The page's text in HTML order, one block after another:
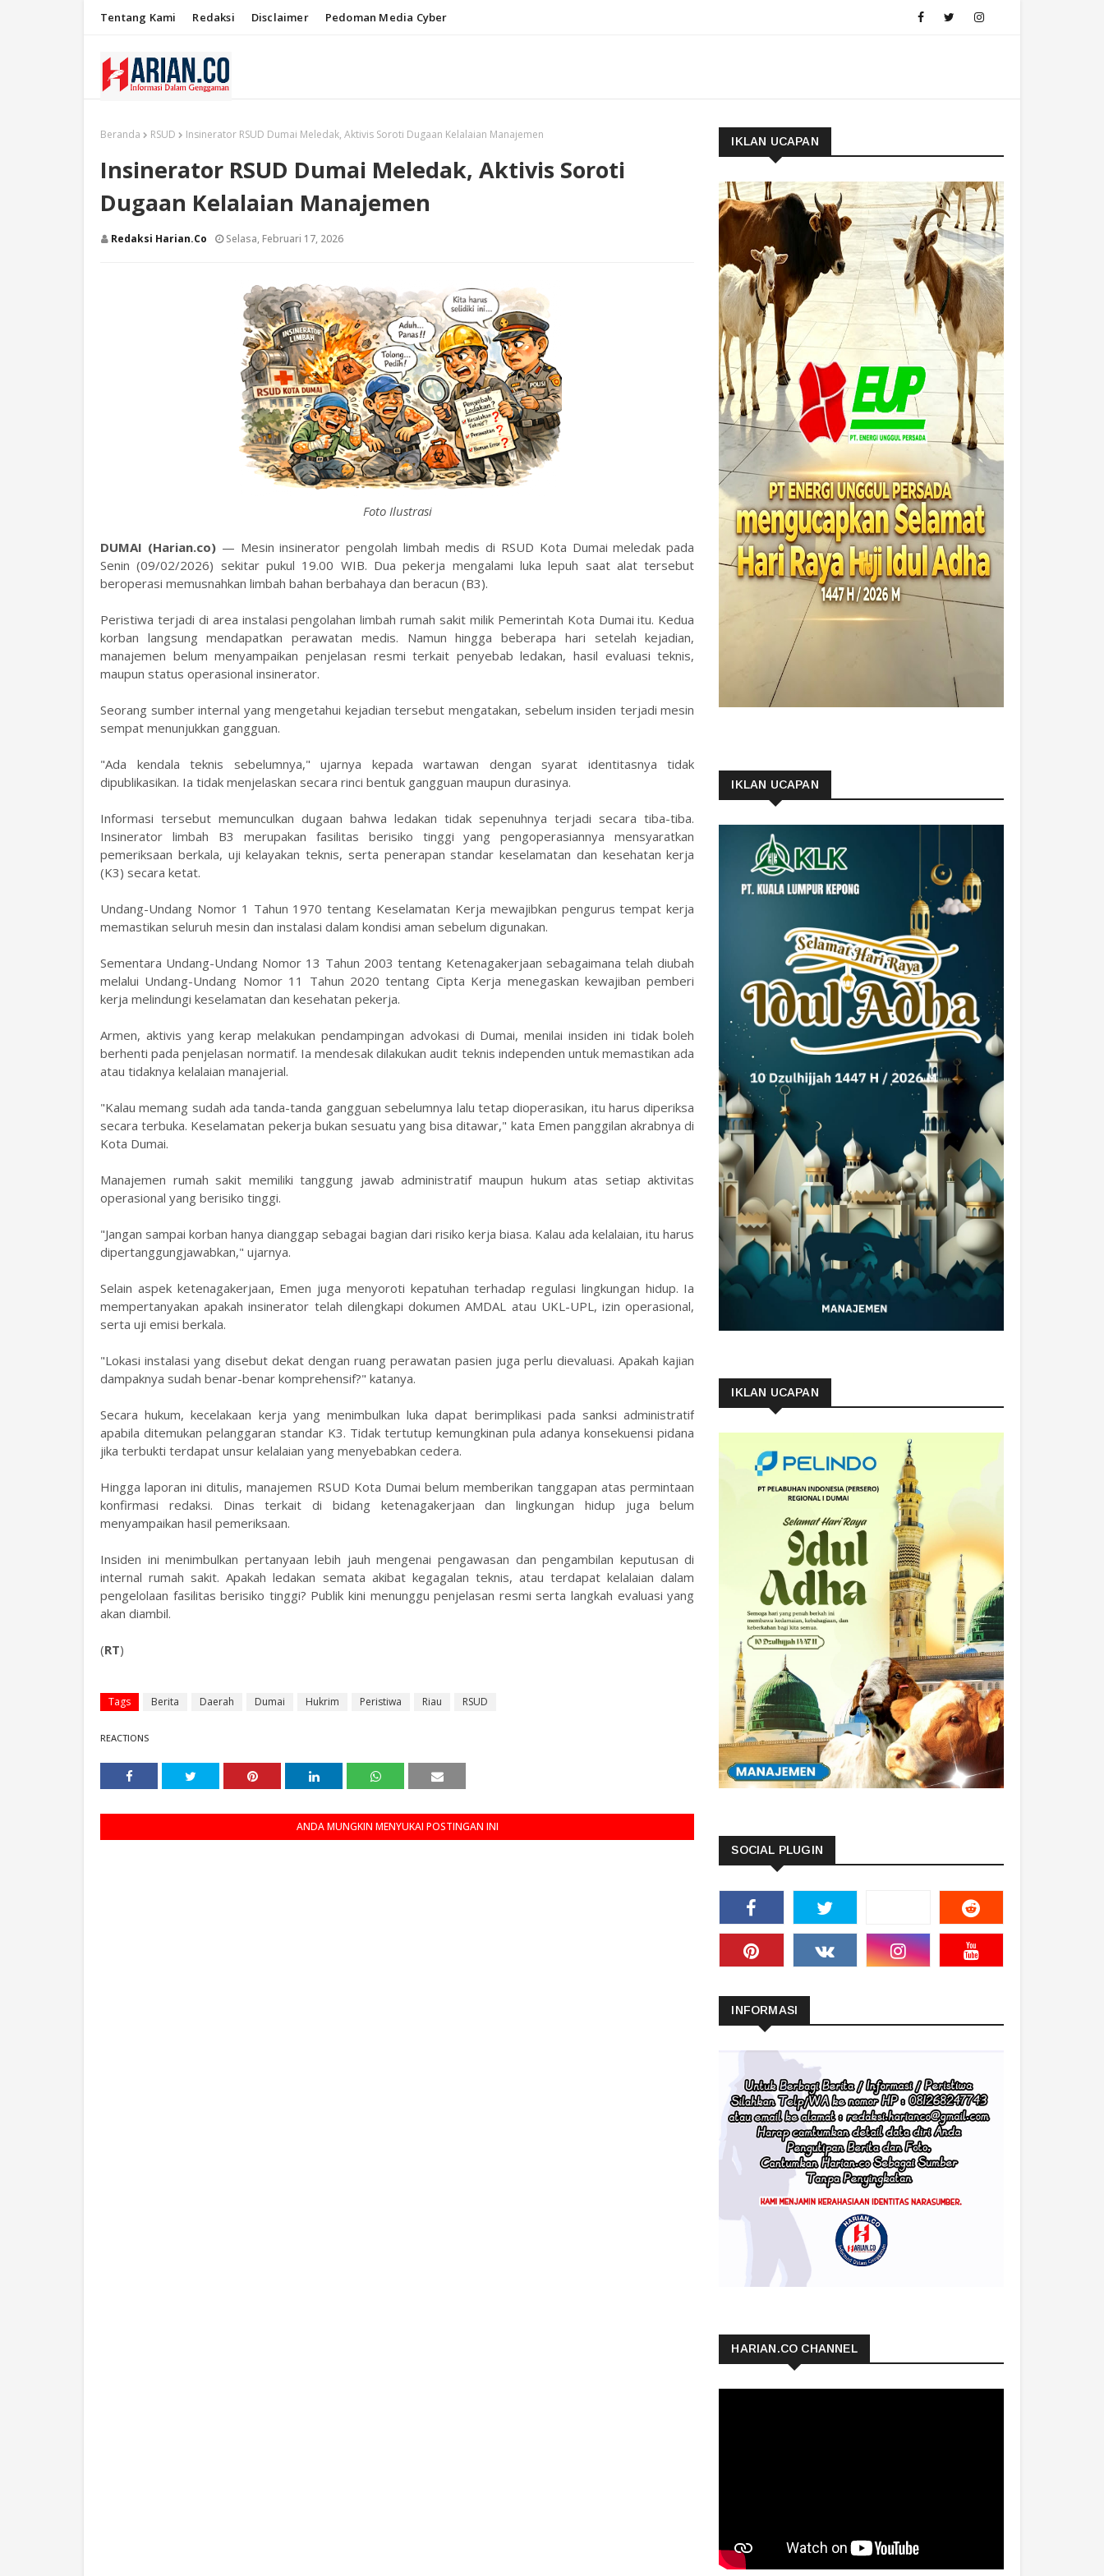
Tentang Kami Redaksi Disclaimer Pedoman Media Cyber
Beranda RSUD Insinerator RSUD Dumai Meledak, Aktivis Soroti Dugaan Kelalaian Manajemen
Insinerator RSUD Dumai Meledak, Aktivis Soroti
Dugaan Kelalaian Manajemen
Redaksi Harian.co Selasa, Februari 17, 2026
Foto Ilustrasi
DUMAI (Harian.co) — Mesin insinerator pengolah limbah medis di RSUD Kota Dumai meledak pada
Senin (09/02/2026) sekitar pukul 19.00 WIB. Dua pekerja mengalami luka lepuh saat alat tersebut
beroperasi memusnahkan limbah bahan berbahaya dan beracun (B3).
Peristiwa terjadi di area instalasi pengolahan limbah rumah sakit milik Pemerintah Kota Dumai itu. Kedua
korban langsung mendapatkan perawatan medis. Namun hingga beberapa hari setelah kejadian,
manajemen belum menyampaikan penjelasan resmi terkait penyebab ledakan, hasil evaluasi teknis,
maupun status operasional insinerator.
Seorang sumber internal yang mengetahui kejadian tersebut mengatakan, sebelum insiden terjadi mesin
sempat menunjukkan gangguan.
"Ada kendala teknis sebelumnya," ujarnya kepada wartawan dengan syarat identitasnya tidak
dipublikasikan. Ia tidak menjelaskan secara rinci bentuk gangguan maupun durasinya.
Informasi tersebut memunculkan dugaan bahwa ledakan tidak sepenuhnya terjadi secara tiba-tiba.
Insinerator limbah B3 merupakan fasilitas berisiko tinggi yang pengoperasiannya mensyaratkan
pemeriksaan berkala, uji kelayakan teknis, serta penerapan standar keselamatan dan kesehatan kerja
(K3) secara ketat.
Undang-Undang Nomor 1 Tahun 1970 tentang Keselamatan Kerja mewajibkan pengurus tempat kerja
memastikan seluruh mesin dan instalasi dalam kondisi aman sebelum digunakan.
Sementara Undang-Undang Nomor 13 Tahun 2003 tentang Ketenagakerjaan sebagaimana telah diubah
melalui Undang-Undang Nomor 11 Tahun 2020 tentang Cipta Kerja menegaskan kewajiban pemberi
kerja melindungi keselamatan dan kesehatan pekerja.
Armen, aktivis yang kerap melakukan pendampingan advokasi di Dumai, menilai insiden ini tidak boleh
berhenti pada penjelasan normatif. Ia mendesak dilakukan audit teknis independen untuk memastikan ada
atau tidaknya kelalaian manajerial.
"Kalau memang sudah ada tanda-tanda gangguan sebelumnya lalu tetap dioperasikan, itu harus diperiksa
secara terbuka. Keselamatan pekerja bukan sesuatu yang bisa ditawar," kata Emen panggilan akrabnya di
Kota Dumai.
Manajemen rumah sakit memiliki tanggung jawab administratif maupun hukum atas setiap aktivitas
operasional yang berisiko tinggi.
"Jangan sampai korban hanya dianggap sebagai bagian dari risiko kerja biasa. Kalau ada kelalaian, itu harus
dipertanggungjawabkan," ujarnya.
Selain aspek ketenagakerjaan, Emen juga menyoroti kepatuhan terhadap regulasi lingkungan hidup. Ia
mempertanyakan apakah insinerator telah dilengkapi dokumen AMDAL atau UKL-UPL, izin operasional,
serta uji emisi berkala.
"Lokasi instalasi yang disebut dekat dengan ruang perawatan pasien juga perlu dievaluasi. Apakah kajian
dampaknya sudah benar-benar komprehensif?" katanya.
Secara hukum, kecelakaan kerja yang menimbulkan luka dapat berimplikasi pada sanksi administratif
apabila ditemukan pelanggaran standar K3. Tidak tertutup kemungkinan pula adanya konsekuensi pidana
jika terbukti terdapat unsur kelalaian yang menyebabkan cedera.
Hingga laporan ini ditulis, manajemen RSUD Kota Dumai belum memberikan tanggapan atas permintaan
konfirmasi redaksi. Dinas terkait di bidang ketenagakerjaan dan lingkungan hidup juga belum
menyampaikan hasil pemeriksaan.
Insiden ini menimbulkan pertanyaan lebih jauh mengenai pengawasan dan pengambilan keputusan di
internal rumah sakit. Apakah ledakan semata akibat kegagalan teknis, atau terdapat kelalaian dalam
pengelolaan fasilitas berisiko tinggi? Publik kini menunggu penjelasan resmi serta langkah evaluasi yang
akan diambil.
(RT)
Tags Berita Daerah Dumai Hukrim Peristiwa Riau RSUD
REACTIONS
ANDA MUNGKIN MENYUKAI POSTINGAN INI
IKLAN UCAPAN
IKLAN UCAPAN
IKLAN UCAPAN
SOCIAL PLUGIN
INFORMASI
HARIAN.CO CHANNEL